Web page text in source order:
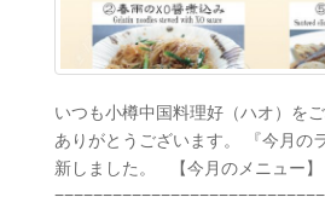
いつも小樽中国料理好（ハオ）を
ありがとうございます。 『今月の
新しました。 【今月のメニュー】